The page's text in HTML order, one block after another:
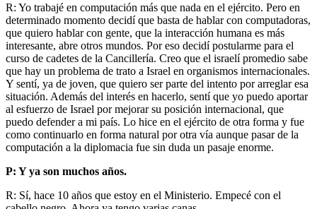
R: Yo trabajé en computación más que nada en el ejército. Pero en
determinado momento decidí que basta de hablar con computadoras,
que quiero hablar con gente, que la interacción humana es más
interesante, abre otros mundos. Por eso decidí postularme para el
curso de cadetes de la Cancillería. Creo que el israelí promedio sabe
que hay un problema de trato a Israel en organismos internacionales.
Y sentí, ya de joven, que quiero ser parte del intento por arreglar esa
situación. Además del interés en hacerlo, sentí que yo puedo aportar
al esfuerzo de Israel por mejorar su posición internacional, que
puedo defender a mi país. Lo hice en el ejército de otra forma y fue
como continuarlo en forma natural por otra vía aunque pasar de la
computación a la diplomacia fue sin duda un pasaje enorme.
P: Y ya son muchos años.
R: Sí, hace 10 años que estoy en el Ministerio. Empecé con el